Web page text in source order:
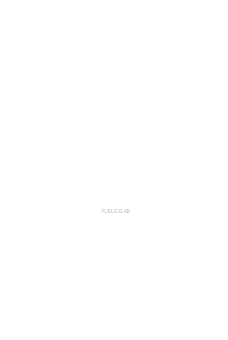
PUBLICIDAD